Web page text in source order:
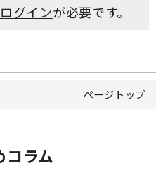
ログインが必要です。
ページトップ
コラム